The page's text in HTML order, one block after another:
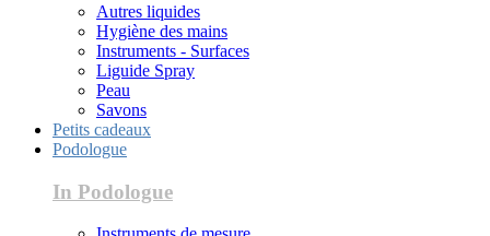
Autres liquides
Hygiène des mains
Instruments - Surfaces
Liguide Spray
Peau
Savons
Petits cadeaux
Podologue
In Podologue